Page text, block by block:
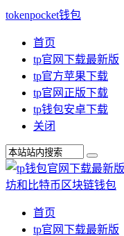
tokenpocket钱包
首页
tp官网下载最新版
tp官方苹果下载
tp官网正版下载
tp钱包安卓下载
关闭
首页
tp官网下载最新版